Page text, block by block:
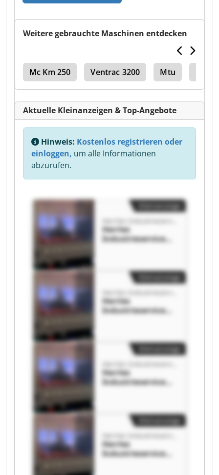
Weitere gebrauchte Maschinen entdecken
Mc Km 250 Ventrac 3200 Mtu
Aktuelle Kleinanzeigen & Top-Angebote
Hinweis: Kostenlos registrieren oder
einloggen, um alle Informationen
abzurufen.
Herrles
Industrieservice
Nord GmbH
Herrles
Industrieservice
Nord GmbH
Kleinanzeige
Herrles
Industrieservice
Nord GmbH
Kleinanzeige
Herrles
Industrieservice
Kleinanzeige